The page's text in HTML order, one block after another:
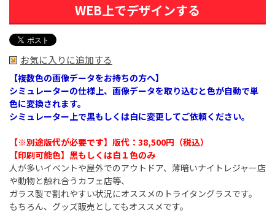
WEB上でデザインする
お気に入りに追加する
【複数色の画像データをお持ちの方へ】
シミュレーターの仕様上、画像データを取り込むと色が自動で単
色に変換されます。
シミュレーター上で黒もしくは白に変更してご依頼ください。
【※別途版代が必要です】版代：38,500円（税込）​
【印刷可能色】黒もしくは白１色のみ
人が多いイベントや屋外でのアウトドア、薄暗いナイトレジャー店
や動物と触れ合うカフェ店等、
ガラス製で割れやすい状況にオススメのトライタングラスです。
もちろん、グッズ販売としてもオススメです。